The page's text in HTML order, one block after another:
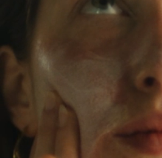
BREAKING NEWS
issa™ Teeth Whitening Set
Français
Polski
發貨國家